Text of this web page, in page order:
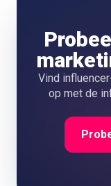
Vind
op met de